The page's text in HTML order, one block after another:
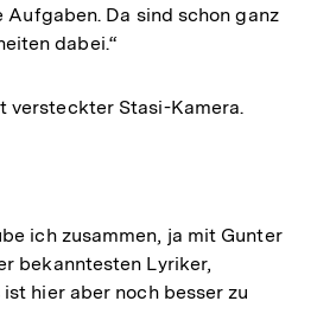
Aufgaben. Da sind schon ganz
dabei.“
versteckter Stasi-Kamera.
ich zusammen, ja mit Gunter
bekanntesten Lyriker,
hier aber noch besser zu